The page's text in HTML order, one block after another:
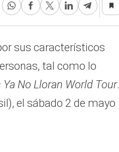
sus característicos
tal como lo
Ya No Lloran World Tour.
el sábado 2 de mayo